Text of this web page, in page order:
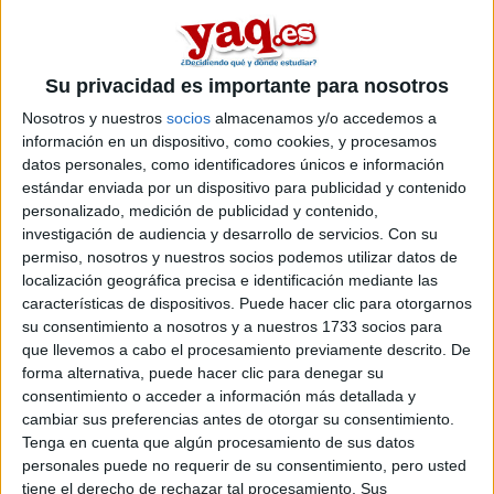
Su privacidad es importante para nosotros
Nosotros y nuestros socios almacenamos y/o accedemos a
información en un dispositivo, como cookies, y procesamos
datos personales, como identificadores únicos e información
estándar enviada por un dispositivo para publicidad y contenido
personalizado, medición de publicidad y contenido,
investigación de audiencia y desarrollo de servicios. Con su
permiso, nosotros y nuestros socios podemos utilizar datos de
localización geográfica precisa e identificación mediante las
características de dispositivos. Puede hacer clic para otorgarnos
su consentimiento a nosotros y a nuestros 1733 socios para
que llevemos a cabo el procesamiento previamente descrito. De
forma alternativa, puede hacer clic para denegar su
consentimiento o acceder a información más detallada y
cambiar sus preferencias antes de otorgar su consentimiento.
Tenga en cuenta que algún procesamiento de sus datos
personales puede no requerir de su consentimiento, pero usted
tiene el derecho de rechazar tal procesamiento. Sus
encarni romero cejas 05/11/2011
Este año he empezado 1º de grado de ciencias de la actividad
fisica del deporte en Cádiz y para el año que viene me gustaria
estudiar en granada ¿que debo hacer?Tengo que volver que
presentarme de nuevo a selectividad. Mi nota fue un 9,23.
Gracias
Blog de encarni romero cejas
Comentarios
5th ene 2012
Traslado de expediente